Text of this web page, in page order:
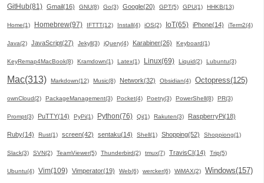
GitHub(81) Gmail(16) GNU(8) Go(3) Google(20) GPT(5) GPU(1) HHKB(13)
Home(1) Homebrew(97) IFTTT(12) Install(4) iOS(2) IoT(65) iPhone(14) iTerm2(4)
Java(2) JavaScript(27) Jekyll(3) jQuery(4) Karabiner(26) Keyboard(1)
KeyRemap4MacBook(8) Kramdown(1) Latex(1) Linux(69) Liquid(2) Lubuntu(3)
Mac(313) Markdown(12) Music(8) Network(32) Obsidian(4) Octopress(125)
ownCloud(2) PackageManagement(3) Pocket(4) Poetry(3) PowerShell(8) PR(3)
Prompt(3) PuTTY(14) PyPi(1) Python(76) Qi(1) Rakuten(3) RaspberryPi(18)
Ruby(14) Rust(1) screen(42) sentaku(14) Shell(1) Shopping(52) Shoppiong(1)
Slack(3) SVN(2) TeamViewer(5) Thunderbird(2) tmux(7) TravisCI(14) Trip(5)
Ubuntu(4) Vim(109) Vimperator(19) Web(6) wercker(6) WiMAX(2) Windows(157)